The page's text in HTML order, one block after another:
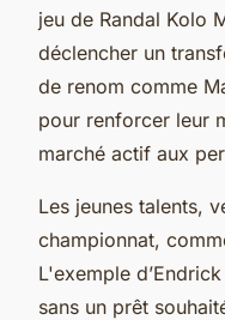
jeu de Randal Kolo
déclencher un
de renom comme
pour renforcer leur
marché actif aux
Les jeunes talents,
championnat,
L'exemple
sans un prêt